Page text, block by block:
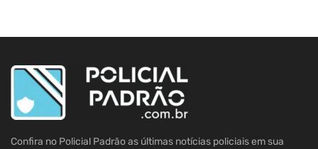
Confira no Policial Padrão as últimas notícias policiais em sua